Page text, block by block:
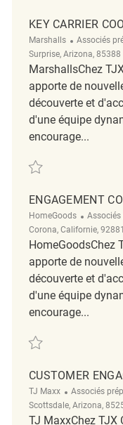
KEY CARRIER
Marshalls Catégorie
Associés
Surprise, Arizona, 85388
MarshallsChez
apporte de
découverte et
d'une équipe
encourage...
Sauvegarder Key
ENGAGEMENT
HomeGoods Catégorie
Associés
Corona, Californie, 92881
HomeGoodsChez
apporte de
découverte et
d'une équipe
encourage...
Sauvegarder
CUSTOMER
TJ Maxx Catégorie
Associés
Scottsdale, Arizona,
TJ MaxxChez TJX